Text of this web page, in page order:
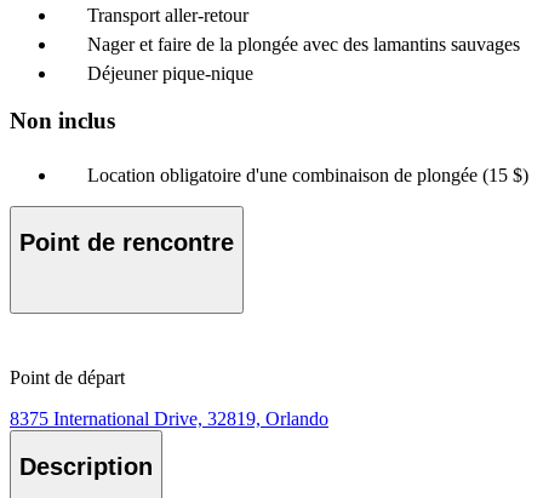
Transport aller-retour
Nager et faire de la plongée avec des lamantins sauvages
Déjeuner pique-nique
Non inclus
Location obligatoire d'une combinaison de plongée (15 $)
Point de rencontre
Point de départ
8375 International Drive, 32819, Orlando
Description